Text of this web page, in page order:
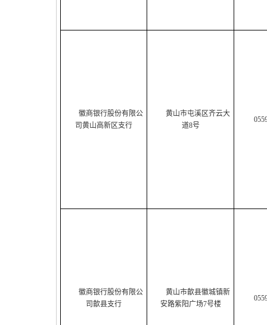
徽商银行股份有限公
司黄山高新区支行
黄山市屯溪区齐云大
道8号
徽商银行股份有限公
司歙县支行
黄山市歙县徽城镇新
安路紫阳广场7号楼